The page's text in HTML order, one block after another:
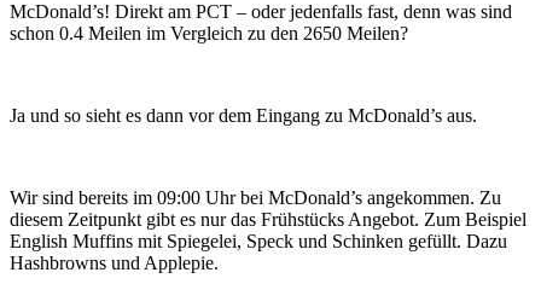
McDonald’s! Direkt am PCT – oder jedenfalls fast, denn was sind
schon 0.4 Meilen im Vergleich zu den 2650 Meilen?
Ja und so sieht es dann vor dem Eingang zu McDonald’s aus.
Wir sind bereits im 09:00 Uhr bei McDonald’s angekommen. Zu
diesem Zeitpunkt gibt es nur das Frühstücks Angebot. Zum Beispiel
English Muffins mit Spiegelei, Speck und Schinken gefüllt. Dazu
Hashbrowns und Applepie.